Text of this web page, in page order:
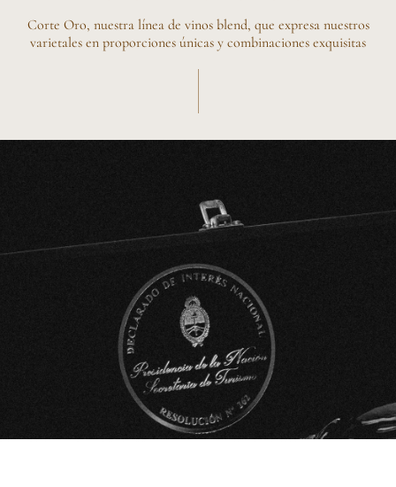
Corte Oro, nuestra línea de vinos blend, que expresa nuestros
varietales en proporciones únicas y combinaciones exquisitas